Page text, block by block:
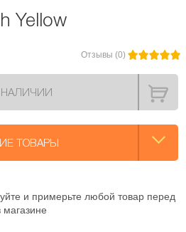
Yellow
Отзывы (0)
НАЛИЧИИ
ТОВАРЫ
и примерьте любой товар перед
магазине